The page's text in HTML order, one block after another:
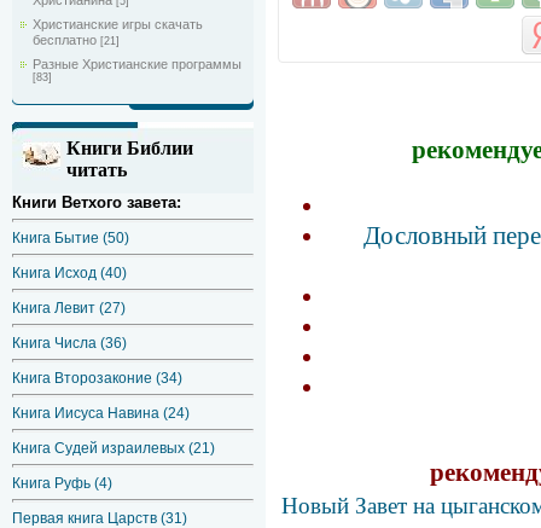
Христианские игры скачать
бесплатно [21]
Разные Христианские программы
[83]
Книги Библии
читать
Книги Ветхого завета:
Книга Бытие (50)
Книга Исход (40)
Книга Левит (27)
Книга Числа (36)
Книга Второзаконие (34)
Книга Иисуса Навина (24)
Книга Судей израилевых (21)
Книга Руфь (4)
Первая книга Царств (31)
Дословный
Новый Завет на